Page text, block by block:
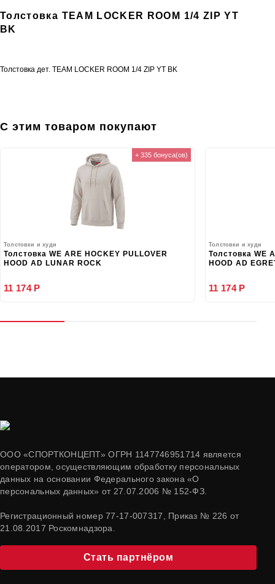
Толстовка TEAM LOCKER ROOM 1/4 ZIP YT
BK
Толстовка дет. TEAM LOCKER ROOM 1/4 ZIP YT BK
С этим товаром покупают
+ 335 бонуса(ов)
Толстовки и худи
Толстовка WE ARE HOCKEY PULLOVER
HOOD AD LUNAR ROCK
11 174 Р
Толстовки и худи
Толстовка WE
HOOD AD
11 174 Р
ООО «СПОРТКОНЦЕПТ» ОГРН 1147746951714 является
оператором, осуществляющим обработку персональных
данных на основании Федерального закона «О
персональных данных» от 27.07.2006 № 152-ФЗ.
Регистрационный номер 77-17-007317, Приказ № 226 от
21.08.2017 Роскомнадзора.
Стать партнёром